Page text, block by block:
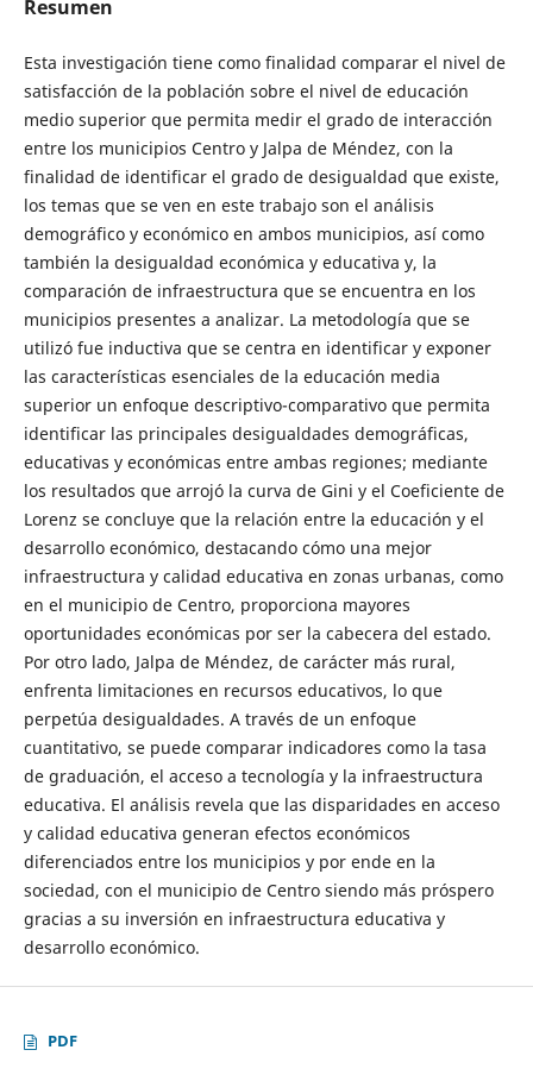
Resumen
Esta investigación tiene como finalidad comparar el nivel de
satisfacción de la población sobre el nivel de educación
medio superior que permita medir el grado de interacción
entre los municipios Centro y Jalpa de Méndez, con la
finalidad de identificar el grado de desigualdad que existe,
los temas que se ven en este trabajo son el análisis
demográfico y económico en ambos municipios, así como
también la desigualdad económica y educativa y, la
comparación de infraestructura que se encuentra en los
municipios presentes a analizar. La metodología que se
utilizó fue inductiva que se centra en identificar y exponer
las características esenciales de la educación media
superior un enfoque descriptivo-comparativo que permita
identificar las principales desigualdades demográficas,
educativas y económicas entre ambas regiones; mediante
los resultados que arrojó la curva de Gini y el Coeficiente de
Lorenz se concluye que la relación entre la educación y el
desarrollo económico, destacando cómo una mejor
infraestructura y calidad educativa en zonas urbanas, como
en el municipio de Centro, proporciona mayores
oportunidades económicas por ser la cabecera del estado.
Por otro lado, Jalpa de Méndez, de carácter más rural,
enfrenta limitaciones en recursos educativos, lo que
perpetúa desigualdades. A través de un enfoque
cuantitativo, se puede comparar indicadores como la tasa
de graduación, el acceso a tecnología y la infraestructura
educativa. El análisis revela que las disparidades en acceso
y calidad educativa generan efectos económicos
diferenciados entre los municipios y por ende en la
sociedad, con el municipio de Centro siendo más próspero
gracias a su inversión en infraestructura educativa y
desarrollo económico.
PDF